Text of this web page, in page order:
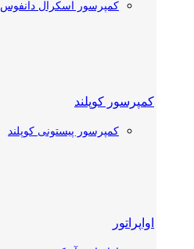
کمپرسور اسکرال دانفوس
کمپرسور کوپلند
کمپرسور پیستونی کوپلند
کمپرسور بیتزر
اواپراتور